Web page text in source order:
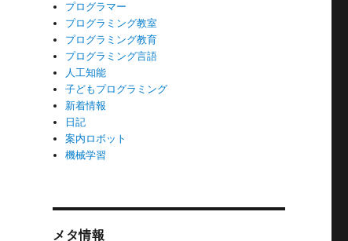
プログラマー
プログラミング教室
プログラミング教育
プログラミング言語
人工知能
子どもプログラミング
新着情報
日記
案内ロボット
機械学習
メタ情報